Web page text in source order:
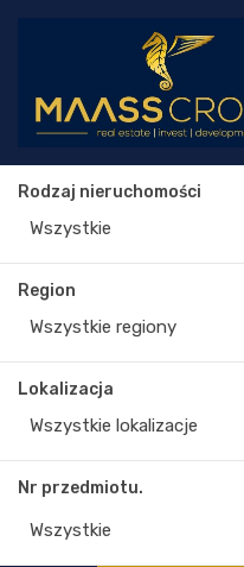
Rodzaj nieruchomości
Wszystkie
Region
Wszystkie regiony
Lokalizacja
Wszystkie lokalizacje
Nr przedmiotu.